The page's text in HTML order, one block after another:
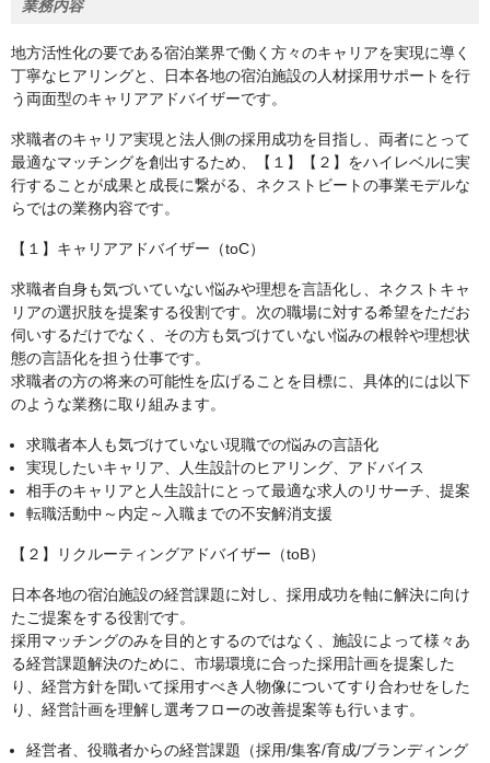
業務内容
地方活性化の要である宿泊業界で働く方々のキャリアを実現に導く
丁寧なヒアリングと、日本各地の宿泊施設の人材採用サポートを行
う両面型のキャリアアドバイザーです。
求職者のキャリア実現と法人側の採用成功を目指し、両者にとって
最適なマッチングを創出するため、【１】【２】をハイレベルに実
行することが成果と成長に繋がる、ネクストビートの事業モデルな
らではの業務内容です。
【１】キャリアアドバイザー（toC）
求職者自身も気づいていない悩みや理想を言語化し、ネクストキャ
リアの選択肢を提案する役割です。次の職場に対する希望をただお
伺いするだけでなく、その方も気づけていない悩みの根幹や理想状
態の言語化を担う仕事です。
求職者の方の将来の可能性を広げることを目標に、具体的には以下
のような業務に取り組みます。
求職者本人も気づけていない現職での悩みの言語化
実現したいキャリア、人生設計のヒアリング、アドバイス
相手のキャリアと人生設計にとって最適な求人のリサーチ、提案
転職活動中～内定～入職までの不安解消支援
【２】リクルーティングアドバイザー（toB）
日本各地の宿泊施設の経営課題に対し、採用成功を軸に解決に向け
たご提案をする役割です。
採用マッチングのみを目的とするのではなく、施設によって様々あ
る経営課題解決のために、市場環境に合った採用計画を提案した
り、経営方針を聞いて採用すべき人物像についてすり合わせをした
り、経営計画を理解し選考フローの改善提案等も行います。
経営者、役職者からの経営課題（採用/集客/育成/ブランディング